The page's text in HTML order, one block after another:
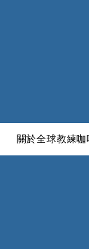
關於全球教練咖